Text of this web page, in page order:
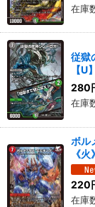
在庫
従獄
【
280
在庫
ボル
《火》
220
在庫